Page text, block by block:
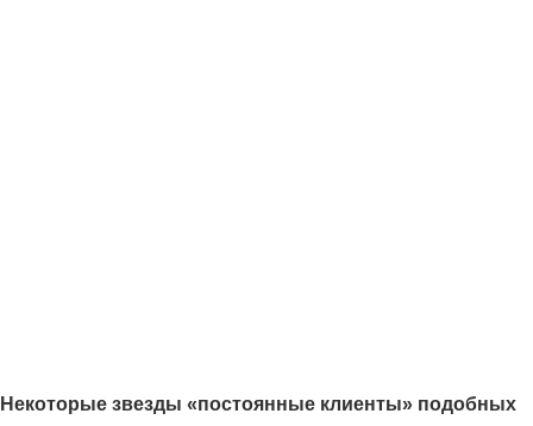
Некоторые звезды «постоянные клиенты» подобных